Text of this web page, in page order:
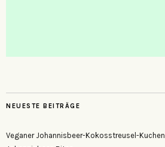
NEUESTE BEITRÄGE
Veganer Johannisbeer-Kokosstreusel-Kuchen